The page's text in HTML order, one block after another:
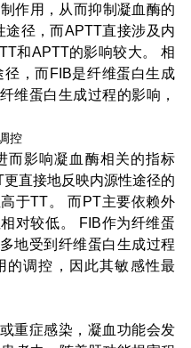
作用，从而抑制凝血酶的
径，而APTT直接涉及内
和APTT的影响较大。 相
，而FIB是纤维蛋白生成
维蛋白生成过程的影响，
控
而影响凝血酶相关的指标
更直接地反映内源性途径的
于TT。 而PT主要依赖外
对较低。 FIB作为纤维蛋
地受到纤维蛋白生成过程
的调控，因此其敏感性最
重症感染，凝血功能会发